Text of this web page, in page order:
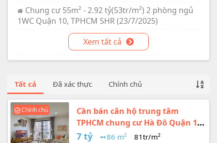
Chung cư 55m² - 2.92 tỷ(53tr/m²) 2 phòng ngủ
1WC Quận 10, TPHCM SHR (23/7/2025)
Xem tất cả
Tất cả Đã xác thực Chính chủ
Chính chủ
Cần bán căn hộ trung tâm
TPHCM chung cư Hà Đô Quận 10
86m2 giá 7 tỷ
7 tỷ 86 m² 81tr/m²